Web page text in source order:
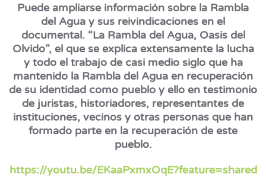
Puede ampliarse información sobre la Rambla
del Agua y sus reivindicaciones en el
documental. “La Rambla del Agua, Oasis del
Olvido”, el que se explica extensamente la lucha
y todo el trabajo de casi medio siglo que ha
mantenido la Rambla del Agua en recuperación
de su identidad como pueblo y ello en testimonio
de juristas, historiadores, representantes de
instituciones, vecinos y otras personas que han
formado parte en la recuperación de este
pueblo.
https://youtu.be/EKaaPxmxOqE?feature=shared